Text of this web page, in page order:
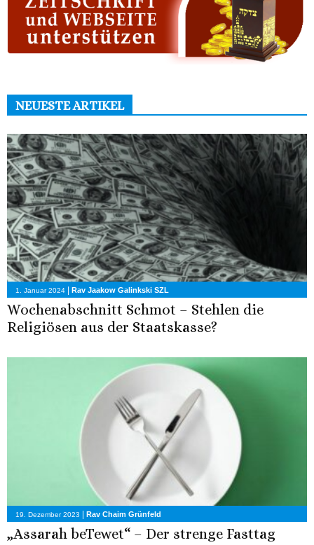
NEUESTE ARTIKEL
1. Januar 2024 Rav Jaakow Galinkski SZL
Wochenabschnitt Schmot – Stehlen die
Religiösen aus der Staatskasse?
19. Dezember 2023 | Rav Chaim Grünfeld
„Assarah beTewet“ – Der strenge Fasttag